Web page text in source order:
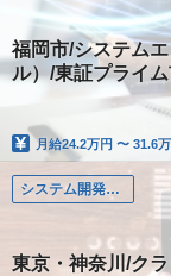
福岡市/システム
ル）/東証プライ
月給24.2万円 〜 31.6万
システム開発（Web・オープン・モバイル系）
東京・神奈川/ク